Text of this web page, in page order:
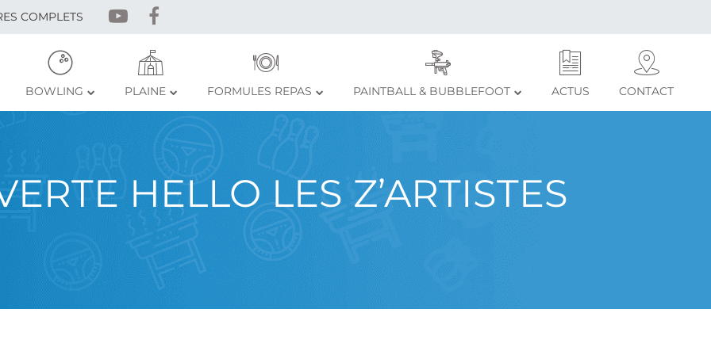
COMPLETS
BOWLING PLAINE FORMULES REPAS PAINTBALL & BUBBLEFOOT ACTUS CONTACT
HELLO LES Z’ARTISTES